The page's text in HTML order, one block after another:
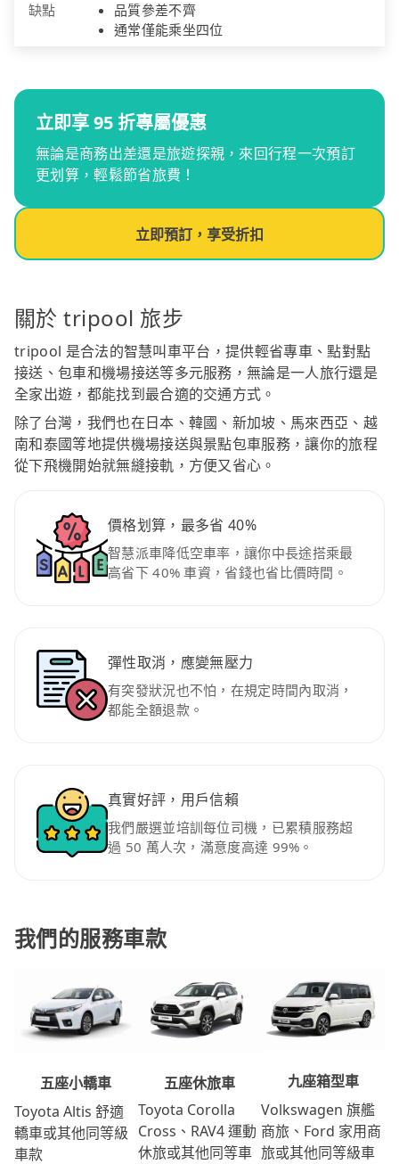
缺點
品質參差不齊
通常僅能乘坐四位
立即享 95 折專屬優惠
無論是商務出差還是旅遊探親，來回行程一次預訂
更划算，輕鬆節省旅費！
立即預訂，享受折扣
關於 tripool 旅步
tripool 是合法的智慧叫車平台，提供輕省專車、點對點
接送、包車和機場接送等多元服務，無論是一人旅行還是
全家出遊，都能找到最合適的交通方式。
除了台灣，我們也在日本、韓國、新加坡、馬來西亞、越
南和泰國等地提供機場接送與景點包車服務，讓你的旅程
從下飛機開始就無縫接軌，方便又省心。
價格划算，最多省 40%
智慧派車降低空車率，讓你中長途搭乘最
高省下 40% 車資，省錢也省比價時間。
彈性取消，應變無壓力
有突發狀況也不怕，在規定時間內取消，
都能全額退款。
真實好評，用戶信賴
我們嚴選並培訓每位司機，已累積服務超
過 50 萬人次，滿意度高達 99%。
我們的服務車款
五座小轎車
Toyota Altis 舒適
轎車或其他同等級
車款
五座休旅車
Toyota Corolla
Cross、RAV4 運動
休旅或其他同等車
九座箱型車
Volkswagen 旗艦
商旅、Ford 家用商
旅或其他同等級車